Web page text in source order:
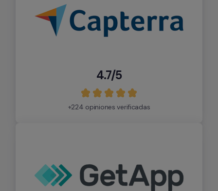
4.7/5
+224 opiniones verificadas